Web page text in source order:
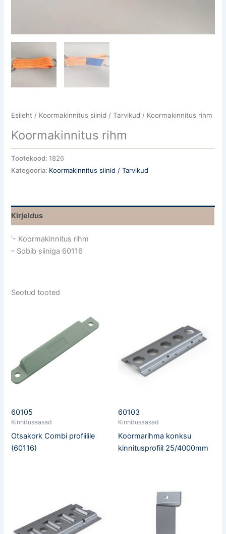
Esileht / Koormakinnitus siinid / Tarvikud / Koormakinnitus rihm
Koormakinnitus rihm
Tootekood:1826
Kategooria: Koormakinnitus siinid / Tarvikud
Kirjeldus
‘- Koormakinnitus rihm
– Sobib siiniga 60116
Seotud tooted
60105
Kinnitusaasad
Otsakork Combi profiilile
(60116)
60103
Kinnitusaasad
Koormarihma konksu
kinnitusprofiil 25/4000mm